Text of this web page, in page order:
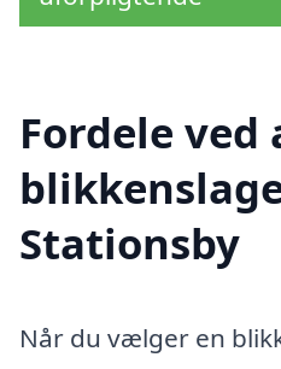
Fordele
Stationsby
Når du vælger en